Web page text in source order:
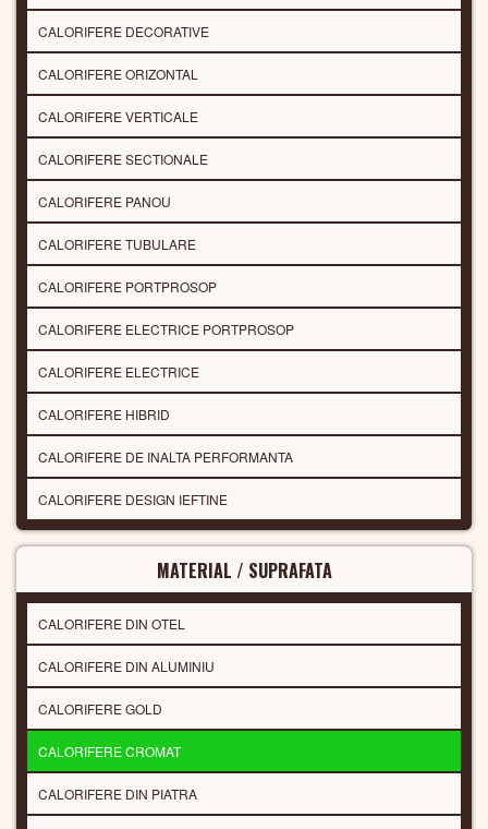
CALORIFERE DECORATIVE
CALORIFERE ORIZONTAL
CALORIFERE VERTICALE
CALORIFERE SECTIONALE
CALORIFERE PANOU
CALORIFERE TUBULARE
CALORIFERE PORTPROSOP
CALORIFERE ELECTRICE PORTPROSOP
CALORIFERE ELECTRICE
CALORIFERE HIBRID
CALORIFERE DE INALTA PERFORMANTA
CALORIFERE DESIGN IEFTINE
MATERIAL / SUPRAFATA
CALORIFERE DIN OTEL
CALORIFERE DIN ALUMINIU
CALORIFERE GOLD
CALORIFERE CROMAT
CALORIFERE DIN PIATRA